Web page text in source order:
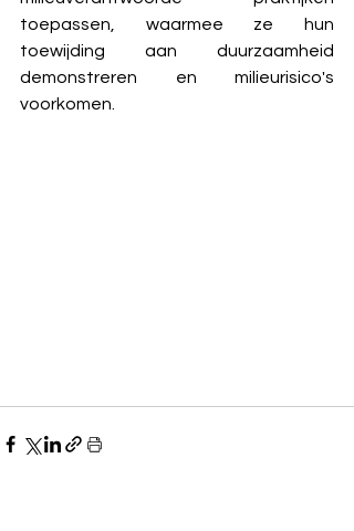
toepassen, waarmee ze hun
toewijding aan duurzaamheid
demonstreren en milieurisico's
voorkomen.